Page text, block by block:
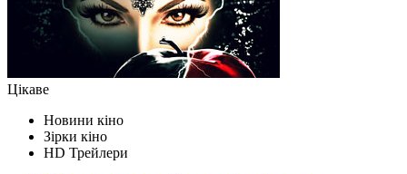
Цікаве
Новини кіно
Зірки кіно
HD Трейлери